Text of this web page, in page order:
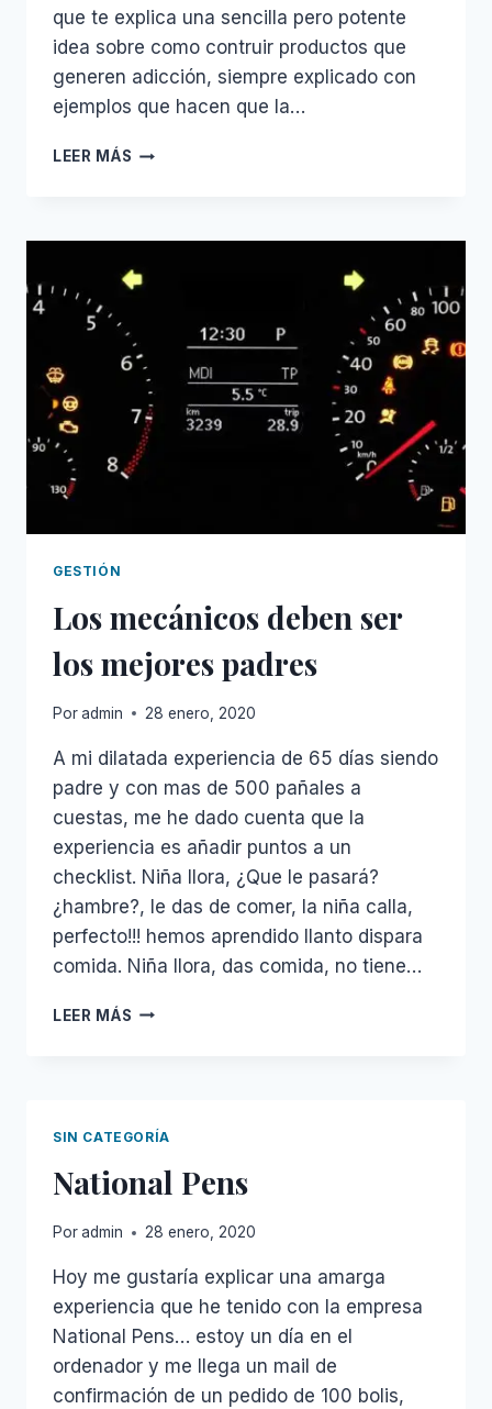
que te explica una sencilla pero potente
idea sobre como contruir productos que
generen adicción, siempre explicado con
ejemplos que hacen que la…
LEER MÁS HOOKED
BUILD
HABIT-
FORMING
GESTIÓN
Los mecánicos deben ser
los mejores padres
Poradmin 28 enero, 2020
A mi dilatada experiencia de 65 días siendo
padre y con mas de 500 pañales a
cuestas, me he dado cuenta que la
experiencia es añadir puntos a un
checklist. Niña llora, ¿Que le pasará?
¿hambre?, le das de comer, la niña calla,
perfecto!!! hemos aprendido llanto dispara
comida. Niña llora, das comida, no tiene…
LEER MÁS LOS
MEJORES
PADRES
SIN CATEGORÍA
National Pens
Poradmin 28 enero, 2020
Hoy me gustaría explicar una amarga
experiencia que he tenido con la empresa
National Pens… estoy un día en el
ordenador y me llega un mail de
confirmación de un pedido de 100 bolis,